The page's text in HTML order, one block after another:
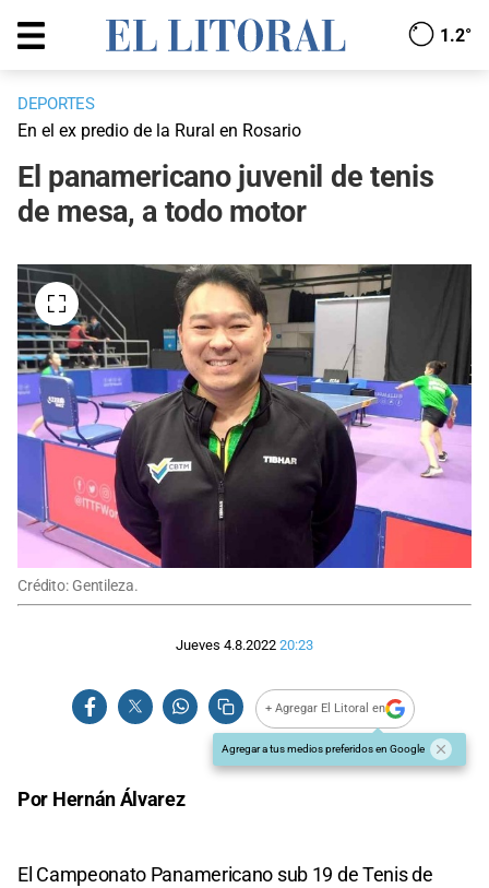
1.2°
DEPORTES
En el ex predio de la Rural en Rosario
El panamericano juvenil de tenis
de mesa, a todo motor
Crédito: Gentileza.
Jueves 4.8.2022 20:23
+ Agregar El Litoral en
Agregar a tus medios preferidos en Google
Por Hernán Álvarez
El Campeonato Panamericano sub 19 de Tenis de